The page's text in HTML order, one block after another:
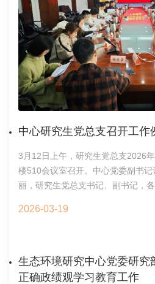
会议开幕式上，项目首席科学家陈
会议的专家领导，并对大家的到来
迎！刘荣霞介绍了重点专项实施情
与验收要求。之后，在于贵瑞院士
顶研究员向与会专家汇报了项目总
汇报了课题年度工作进展和未来工
心孙然好研究员主持的第1课题“城
服务功能耦合机理”获得了与会专家
对项目聚焦城市社区生态问题、融
的突出进展给予了高度评价。同时
验收工作，需要进一步加强技术集
概念界定、技术落地参数化、成果
织项目骨干认真学习和消化专家领
态安全全国重点实验室2026年3月
中心研究生党总支召开工作
3月12日上午，研究生党总支2026
楼510会议室召开。中心党委副书
丽，研究生党总支书记、副书记，
持。许航传达了党中央和中国科学
担科技使命的思想自觉和行动自觉
学思想政治工作会议精神。她带领
2026-03-19
生态环境研究中心党委研究
正确政绩观学习教育工作